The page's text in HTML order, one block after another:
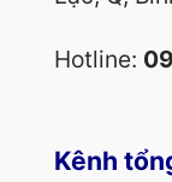
Hotline:
Kênh